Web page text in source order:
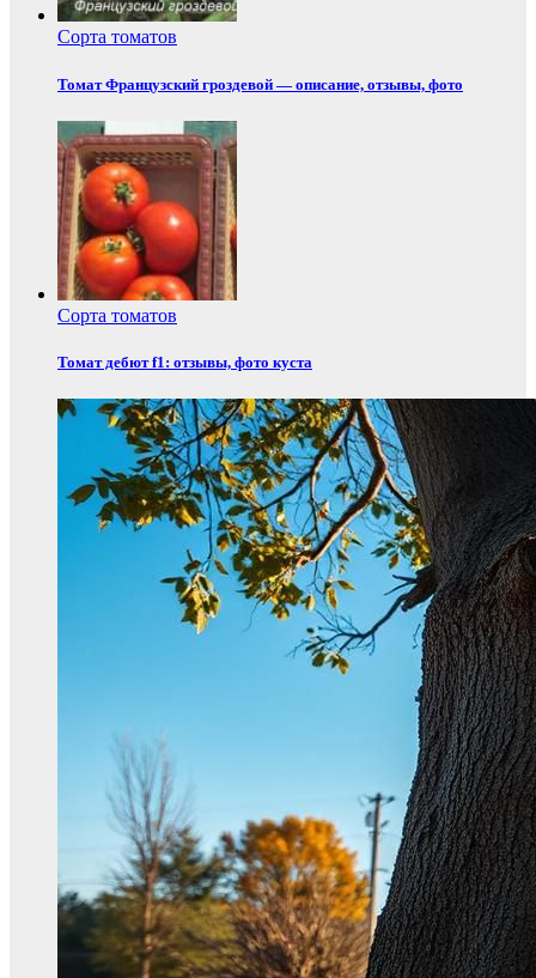
Сорта томатов
Томат Французский гроздевой — описание, отзывы, фото
Сорта томатов
Томат дебют f1: отзывы, фото куста